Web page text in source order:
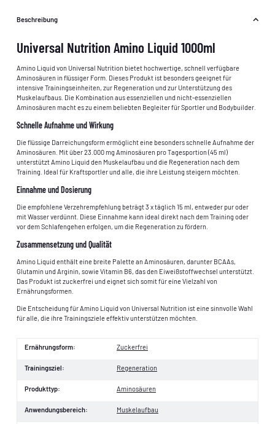
Beschreibung
Universal Nutrition Amino Liquid 1000ml
Amino Liquid von Universal Nutrition bietet hochwertige, schnell verfügbare
Aminosäuren in flüssiger Form. Dieses Produkt ist besonders geeignet für
intensive Trainingseinheiten, zur Regeneration und zur Unterstützung des
Muskelaufbaus. Die Kombination aus essenziellen und nicht-essenziellen
Aminosäuren macht es zu einem beliebten Begleiter für Sportler und Bodybuilder.
Schnelle Aufnahme und Wirkung
Die flüssige Darreichungsform ermöglicht eine besonders schnelle Aufnahme der
Aminosäuren. Mit über 23.000 mg Aminosäuren pro Tagesportion (45 ml)
unterstützt Amino Liquid den Muskelaufbau und die Regeneration nach dem
Training. Ideal für Kraftsportler und alle, die ihre Leistung steigern möchten.
Einnahme und Dosierung
Die empfohlene Verzehrempfehlung beträgt 3 x täglich 15 ml, entweder pur oder
mit Wasser verdünnt. Diese Einnahme kann ideal direkt nach dem Training oder
vor dem Schlafengehen erfolgen, um die Regeneration zu fördern.
Zusammensetzung und Qualität
Amino Liquid enthält eine breite Palette an Aminosäuren, darunter BCAAs,
Glutamin und Arginin, sowie Vitamin B6, das den Eiweißstoffwechsel unterstützt.
Das Produkt ist zuckerfrei und eignet sich somit für eine Vielzahl von
Ernährungsformen.
Die Entscheidung für Amino Liquid von Universal Nutrition ist eine sinnvolle Wahl
für alle, die ihre Trainingsziele effektiv unterstützen möchten.
Ernährungsform: Zuckerfrei
Trainingsziel: Regeneration
Produkttyp: Aminosäuren
Anwendungsbereich: Muskelaufbau